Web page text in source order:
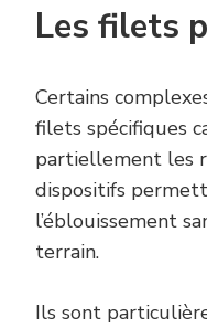
Les filets
Certains
filets spécifiques
partiellement les
dispositifs
l’éblouissement
terrain.
Ils sont